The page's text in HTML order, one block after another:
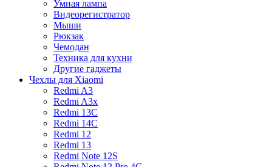
Умная лампа
Видеорегистратор
Мыши
Рюкзак
Чемодан
Техника для кухни
Другие гаджеты
Чехлы для Xiaomi
Redmi A3
Redmi A3x
Redmi 13C
Redmi 14C
Redmi 12
Redmi 13
Redmi Note 12S